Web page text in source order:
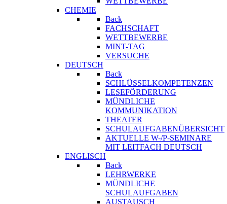
CHEMIE
Back
FACHSCHAFT
WETTBEWERBE
MINT-TAG
VERSUCHE
DEUTSCH
Back
SCHLÜSSELKOMPETENZEN
LESEFÖRDERUNG
MÜNDLICHE
KOMMUNIKATION
THEATER
SCHULAUFGABENÜBERSICHT
AKTUELLE W-/P-SEMINARE
MIT LEITFACH DEUTSCH
ENGLISCH
Back
LEHRWERKE
MÜNDLICHE
SCHULAUFGABEN
AUSTAUSCH